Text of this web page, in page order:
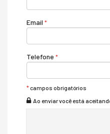
Pisos em porcelanto e laminado
Ar Condicionado
Churrasqueira
Despensa
Internet / WiFi
Piso Porcelanato
Email
Telefone
*campos obrigatórios
Ao enviar você está